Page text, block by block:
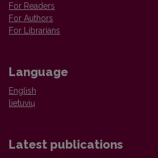
For Readers
For Authors
For Librarians
Language
English
lietuvių
Latest publications